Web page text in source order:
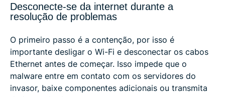
Desconecte-se da internet durante a
resolução de problemas
O primeiro passo é a contenção, por isso é
importante desligar o Wi-Fi e desconectar os cabos
Ethernet antes de começar. Isso impede que o
malware entre em contato com os servidores do
invasor, baixe componentes adicionais ou transmita